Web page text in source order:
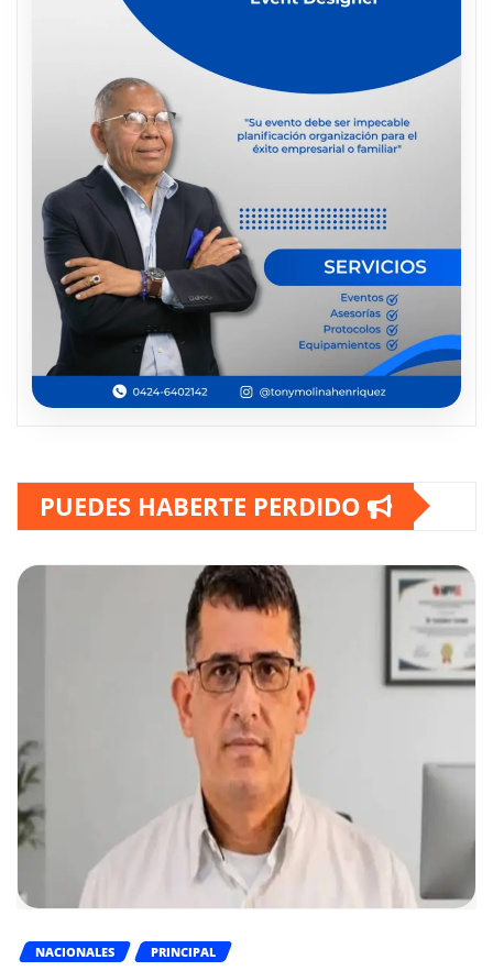
PUEDES HABERTE PERDIDO
NACIONALES PRINCIPAL